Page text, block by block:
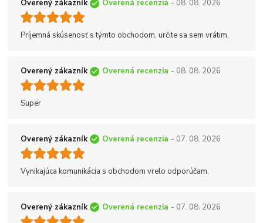
Overený zákazník Overená recenzia - 08. 08. 2026
Príjemná skúsenosť s týmto obchodom, určite sa sem vrátim.
Overený zákazník Overená recenzia - 08. 08. 2026
Super
Overený zákazník Overená recenzia - 07. 08. 2026
Vynikajúca komunikácia s obchodom vrelo odporúčam.
Overený zákazník Overená recenzia - 07. 08. 2026